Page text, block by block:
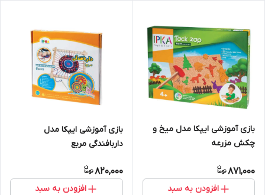
بازی آموزشی ایپکا مدل میخ و
چکش مزرعه
871,000
افزودن به سبد
بازی آموزشی ایپکا مدل
داربافندگی مربع
820,000
افزودن به سبد